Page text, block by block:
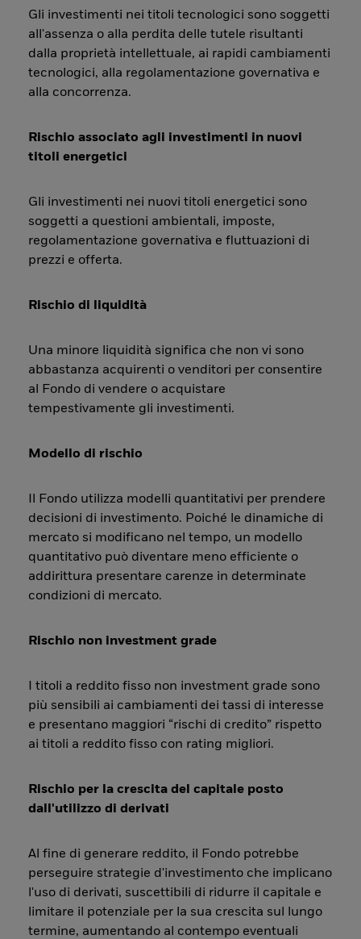
Gli investimenti nei titoli tecnologici sono soggetti
all'assenza o alla perdita delle tutele risultanti
dalla proprietà intellettuale, ai rapidi cambiamenti
tecnologici, alla regolamentazione governativa e
alla concorrenza.
Rischio associato agli investimenti in nuovi
titoli energetici
Gli investimenti nei nuovi titoli energetici sono
soggetti a questioni ambientali, imposte,
regolamentazione governativa e fluttuazioni di
prezzi e offerta.
Rischio di liquidità
Una minore liquidità significa che non vi sono
abbastanza acquirenti o venditori per consentire
al Fondo di vendere o acquistare
tempestivamente gli investimenti.
Modello di rischio
Il Fondo utilizza modelli quantitativi per prendere
decisioni di investimento. Poiché le dinamiche di
mercato si modificano nel tempo, un modello
quantitativo può diventare meno efficiente o
addirittura presentare carenze in determinate
condizioni di mercato.
Rischio non investment grade
I titoli a reddito fisso non investment grade sono
più sensibili ai cambiamenti dei tassi di interesse
e presentano maggiori “rischi di credito” rispetto
ai titoli a reddito fisso con rating migliori.
Rischio per la crescita del capitale posto
dall'utilizzo di derivati
Al fine di generare reddito, il Fondo potrebbe
perseguire strategie d'investimento che implicano
l'uso di derivati, suscettibili di ridurre il capitale e
limitare il potenziale per la sua crescita sul lungo
termine, aumentando al contempo eventuali